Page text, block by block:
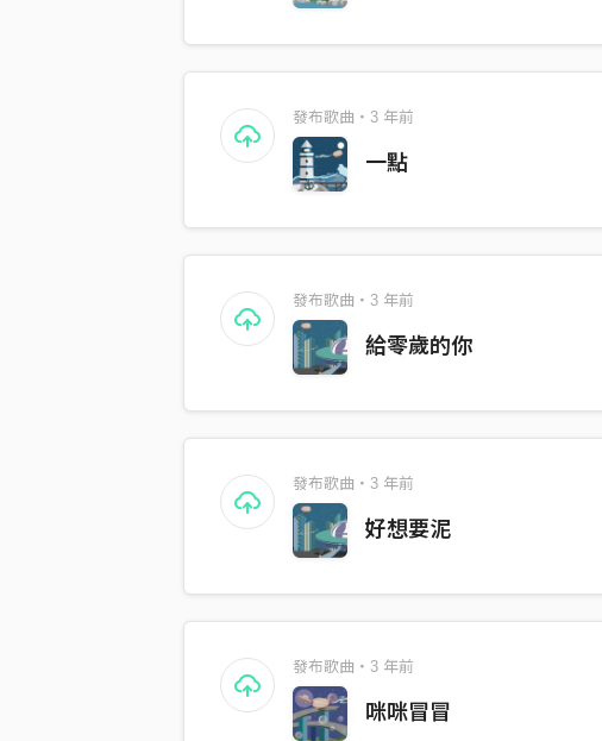
發布歌曲・3 年前
一點
發布歌曲・3 年前
給零歲的你
發布歌曲・3 年前
好想要泥
發布歌曲・3 年前
咪咪冒冒